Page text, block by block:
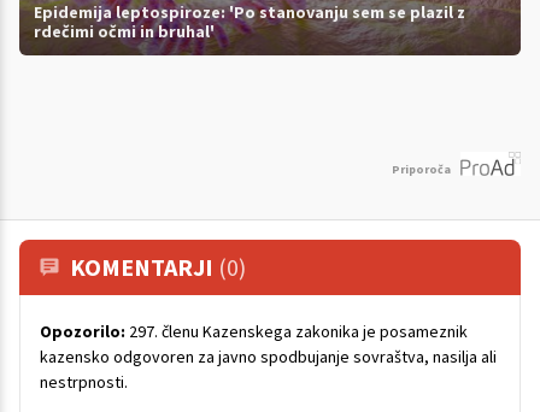
Epidemija leptospiroze: 'Po stanovanju sem se plazil z
rdečimi očmi in bruhal'
Priporoča
KOMENTARJI (0)
Opozorilo: 297. členu Kazenskega zakonika je posameznik
kazensko odgovoren za javno spodbujanje sovraštva, nasilja ali
nestrpnosti.